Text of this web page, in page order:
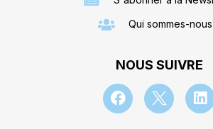
Qui sommes-nous
NOUS SUIVRE